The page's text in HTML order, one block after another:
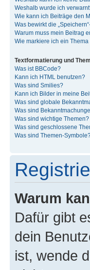
Weshalb wurde ich
Wie kann ich Beiträge den
Was bewirkt die
Warum muss mein Beitrag
Wie markiere ich ein
Textformatierung und
Was ist BBCode?
Kann ich HTML benutzen?
Was sind Smilies?
Kann ich Bilder in meine
Was sind globale
Was sind
Was sind wichtige Themen?
Was sind geschlossene
Was sind Themen-
Warum
Dafür gibt
dein
ist, wende